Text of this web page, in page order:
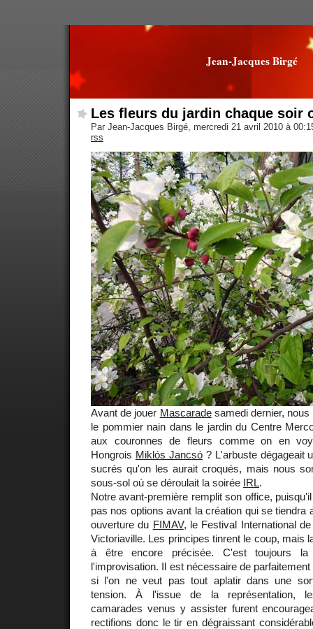
Jean-Jacques Birgé
Les fleurs du jardin chaque soir
Par Jean-Jacques Birgé, mercredi 21 avril 2010 à
rss
Avant de jouer Mascaradesamedi dernier,
le pommier nain dans le jardin du Centre
aux couronnes de fleurs comme on en
Hongrois Miklós Jancsó? L'arbuste dégageait
sucrés qu'on les aurait croqués, mais nous
sous-sol où se déroulait la soirée IRL.
Notre avant-première remplit son office,
pas nos options avant la création qui se tiendra
ouverture du FIMAV, le Festival International
Victoriaville. Les principes tinrent le coup, mais
à être encore précisée. C'est toujours
l'improvisation. Il est nécessaire de
si l'on ne veut pas tout aplatir dans une
tension. À l'issue de la représentation,
camarades venus y assister furent
rectifions donc le tir en dégraissant